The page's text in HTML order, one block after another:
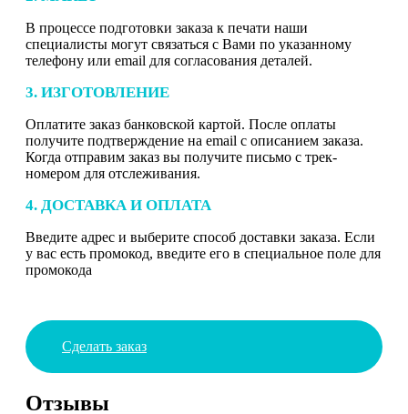
В процессе подготовки заказа к печати наши
специалисты могут связаться с Вами по указанному
телефону или email для согласования деталей.
3. ИЗГОТОВЛЕНИЕ
Оплатите заказ банковской картой. После оплаты
получите подтверждение на email с описанием заказа.
Когда отправим заказ вы получите письмо с трек-
номером для отслеживания.
4. ДОСТАВКА И ОПЛАТА
Введите адрес и выберите способ доставки заказа. Если
у вас есть промокод, введите его в специальное поле для
промокода
Сделать заказ
Отзывы